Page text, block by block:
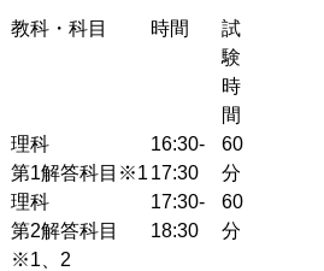
教科・科目 時間
試
験
時
間
理科
第1解答科目 ※1
16:30-
17:30
60
分
理科
第2解答科目
※1、2
17:30-
18:30
60
分